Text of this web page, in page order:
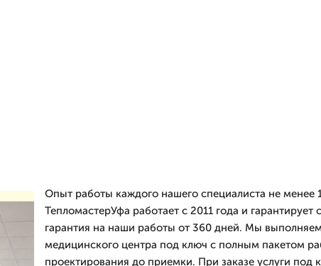
Опыт работы каждого нашего специалиста не менее
ТепломастерУфа работает с 2011 года и гарантирует
гарантия на наши работы от 360 дней. Мы
медицинского центра под ключ с полным пакетом
проектирования до приемки. При заказе услуги под